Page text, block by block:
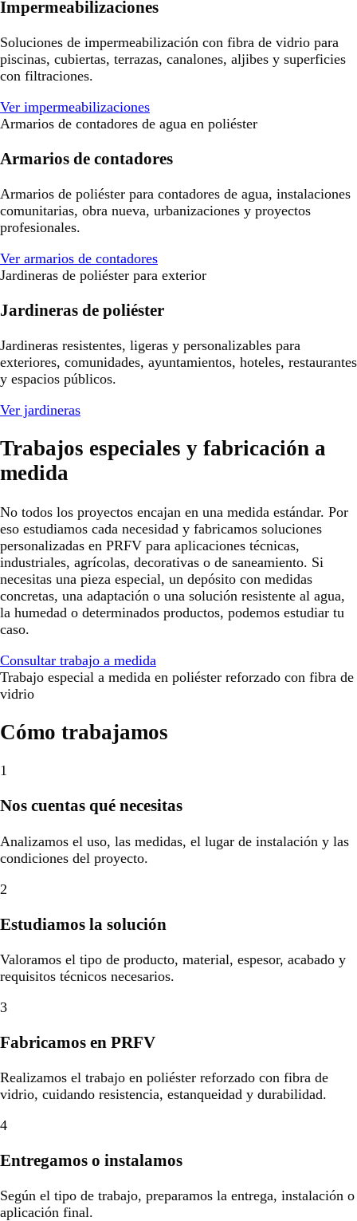
Impermeabilizaciones
Soluciones de impermeabilización con fibra de vidrio para
piscinas, cubiertas, terrazas, canalones, aljibes y superficies
con filtraciones.
Ver impermeabilizaciones
Armarios de contadores de agua en poliéster
Armarios de contadores
Armarios de poliéster para contadores de agua, instalaciones
comunitarias, obra nueva, urbanizaciones y proyectos
profesionales.
Ver armarios de contadores
Jardineras de poliéster para exterior
Jardineras de poliéster
Jardineras resistentes, ligeras y personalizables para
exteriores, comunidades, ayuntamientos, hoteles, restaurantes
y espacios públicos.
Ver jardineras
Trabajos especiales y fabricación a
medida
No todos los proyectos encajan en una medida estándar. Por
eso estudiamos cada necesidad y fabricamos soluciones
personalizadas en PRFV para aplicaciones técnicas,
industriales, agrícolas, decorativas o de saneamiento. Si
necesitas una pieza especial, un depósito con medidas
concretas, una adaptación o una solución resistente al agua,
la humedad o determinados productos, podemos estudiar tu
caso.
Consultar trabajo a medida
Trabajo especial a medida en poliéster reforzado con fibra de
vidrio
Cómo trabajamos
1
Nos cuentas qué necesitas
Analizamos el uso, las medidas, el lugar de instalación y las
condiciones del proyecto.
2
Estudiamos la solución
Valoramos el tipo de producto, material, espesor, acabado y
requisitos técnicos necesarios.
3
Fabricamos en PRFV
Realizamos el trabajo en poliéster reforzado con fibra de
vidrio, cuidando resistencia, estanqueidad y durabilidad.
4
Entregamos o instalamos
Según el tipo de trabajo, preparamos la entrega, instalación o
aplicación final.